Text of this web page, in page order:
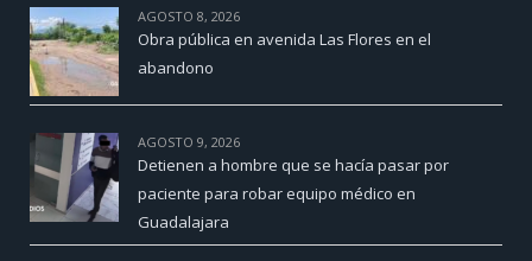
AGOSTO 8, 2026
Obra pública en avenida Las Flores en el
abandono
AGOSTO 9, 2026
Detienen a hombre que se hacía pasar por
paciente para robar equipo médico en
Guadalajara